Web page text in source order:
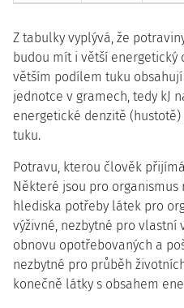
Z tabulky vyplývá, že
budou mít i větší energetický
větším podílem tuku
jednotce v gramech, tedy kJ
energetické denzitě
tuku.
Potravu, kterou člověk
Některé jsou pro organismus
hlediska potřeby látek pro
výživné, nezbytné pro vlastní
obnovu opotřebovaných a
nezbytné pro průběh
konečně látky s obsahem